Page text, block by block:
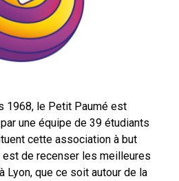
1968, le Petit Paumé est
une équipe de 39 étudiants
cette association à but
est de recenser les meilleures
que ce soit autour de la